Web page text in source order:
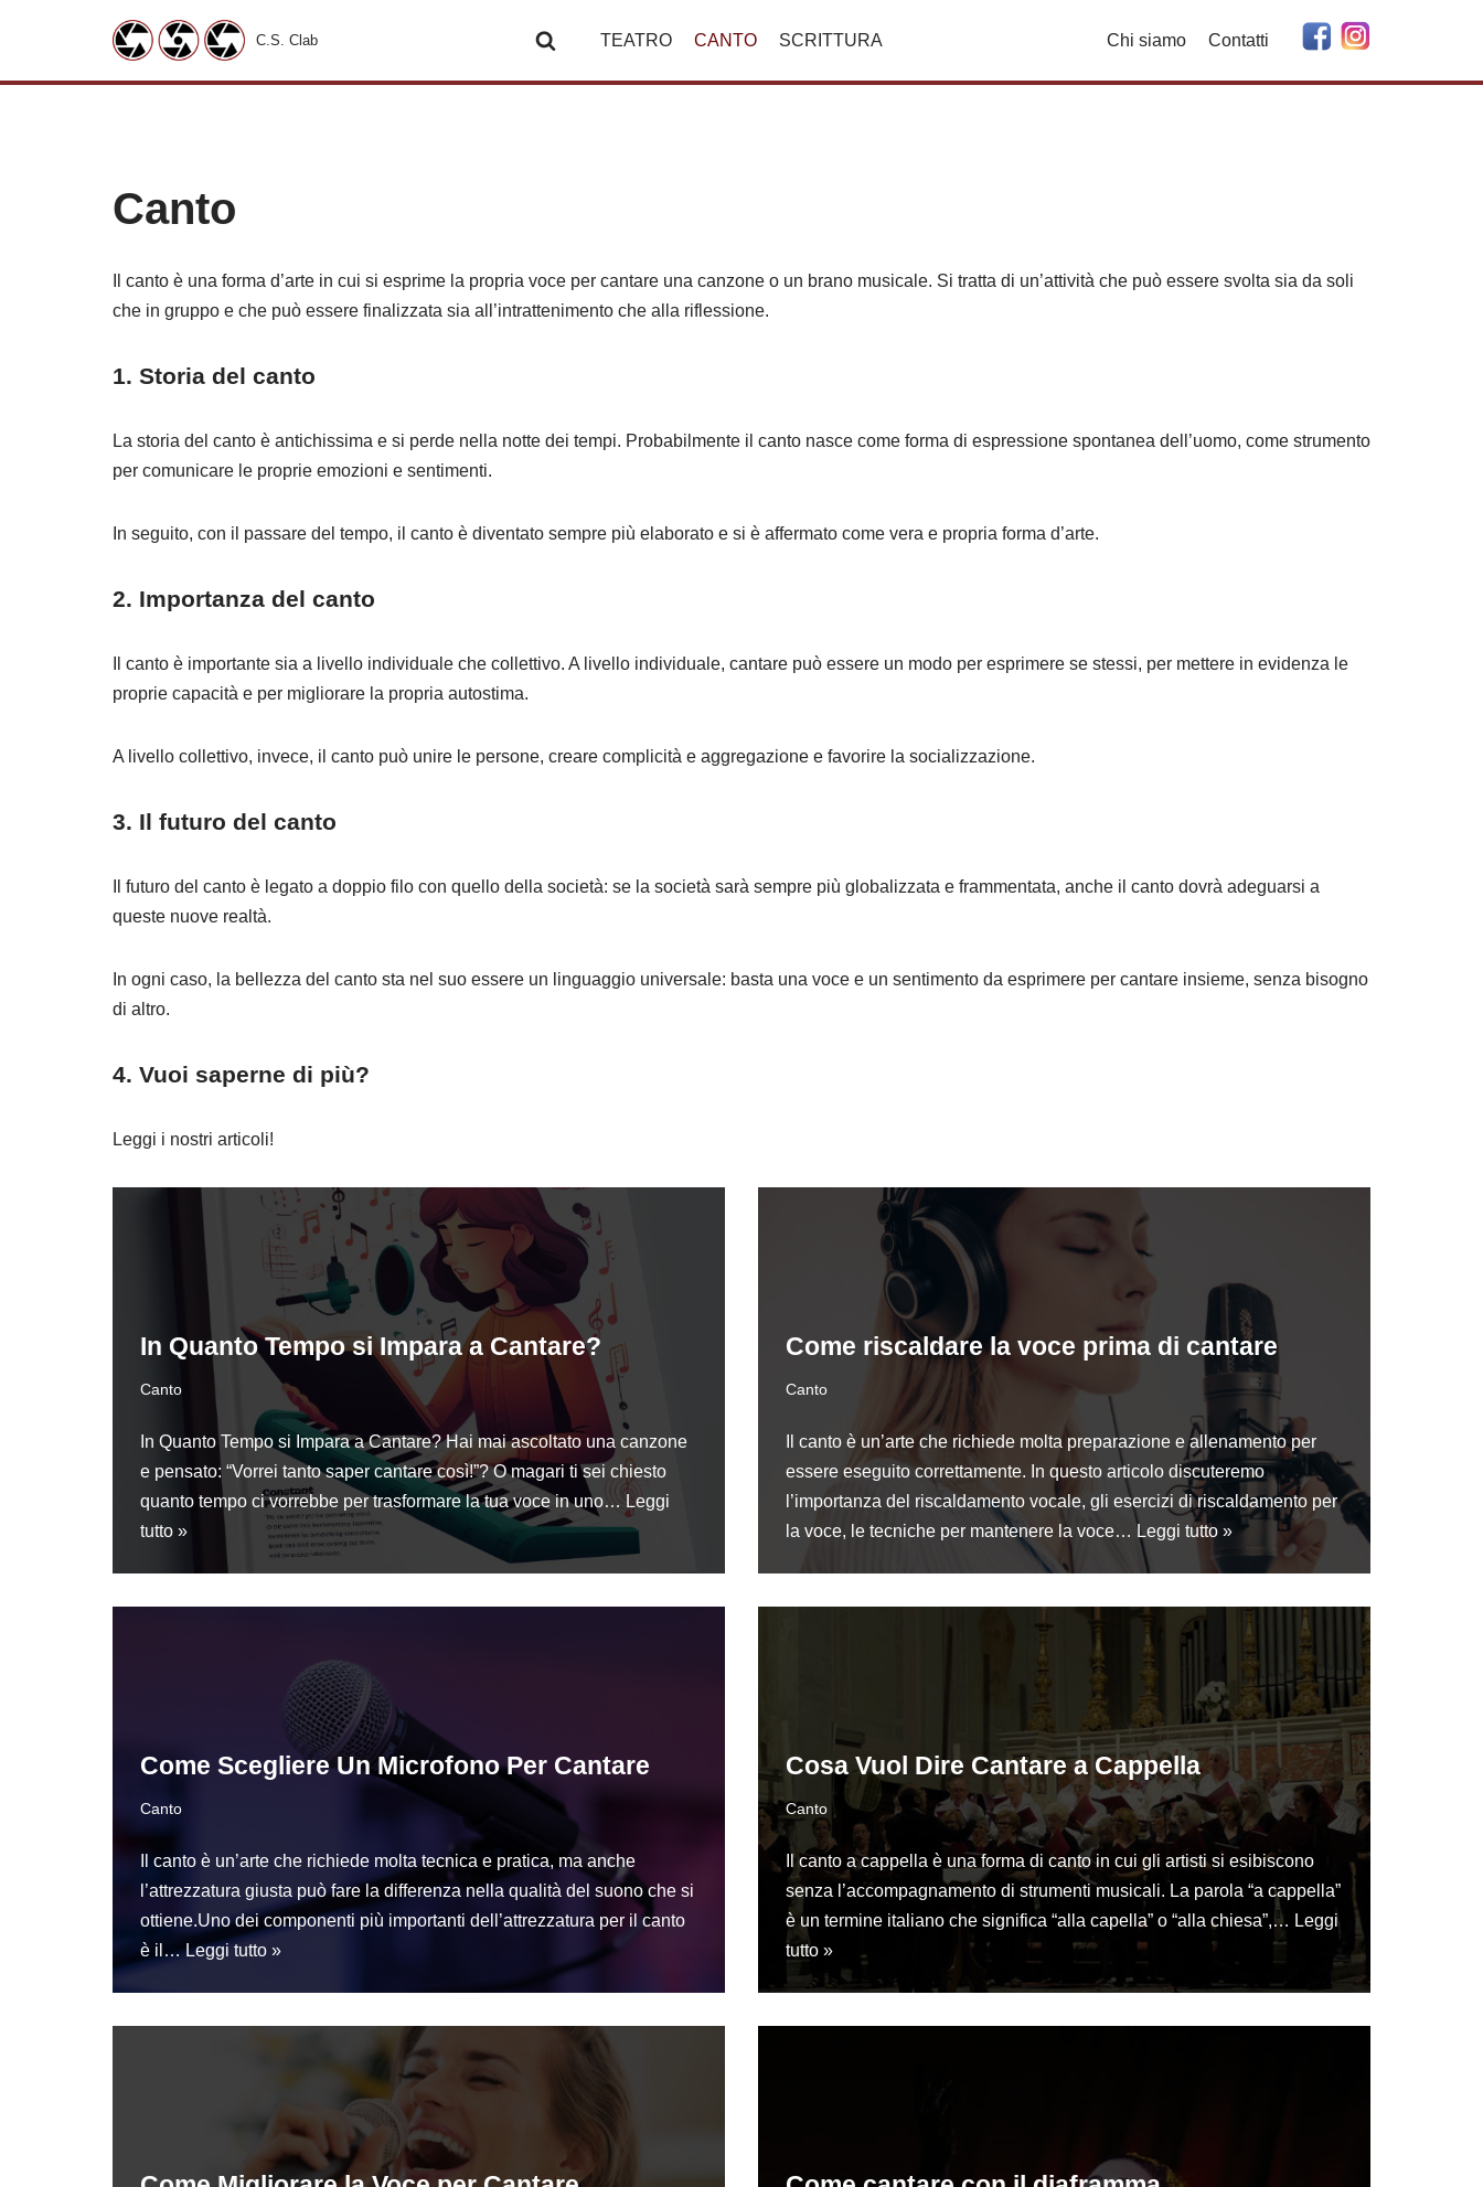
al
C.S. Clab TEATRO CANTO SCRITTURA Chi siamo Contatti
Canto
Il canto è una forma d’arte in cui si esprime la propria voce per cantare una canzone o un brano musicale. Si tratta di un’attività che può essere svolta sia da soli
che in gruppo e che può essere finalizzata sia all’intrattenimento che alla riflessione.
1. Storia del canto
La storia del canto è antichissima e si perde nella notte dei tempi. Probabilmente il canto nasce come forma di espressione spontanea dell’uomo, come strumento
per comunicare le proprie emozioni e sentimenti.
In seguito, con il passare del tempo, il canto è diventato sempre più elaborato e si è affermato come vera e propria forma d’arte.
2. Importanza del canto
Il canto è importante sia a livello individuale che collettivo. A livello individuale, cantare può essere un modo per esprimere se stessi, per mettere in evidenza le
proprie capacità e per migliorare la propria autostima.
A livello collettivo, invece, il canto può unire le persone, creare complicità e aggregazione e favorire la socializzazione.
3. Il futuro del canto
Il futuro del canto è legato a doppio filo con quello della società: se la società sarà sempre più globalizzata e frammentata, anche il canto dovrà adeguarsi a
queste nuove realtà.
In ogni caso, la bellezza del canto sta nel suo essere un linguaggio universale: basta una voce e un sentimento da esprimere per cantare insieme, senza bisogno
di altro.
4. Vuoi saperne di più?
Leggi i nostri articoli!
In Quanto Tempo si Impara a Cantare?
Canto
In Quanto Tempo si Impara a Cantare? Hai mai ascoltato una canzone
e pensato: “Vorrei tanto saper cantare così!”? O magari ti sei chiesto
quanto tempo ci vorrebbe per trasformare la tua voce in uno… Leggi
tutto »
Come riscaldare la voce prima di cantare
Canto
Il canto è un’arte che richiede molta preparazione e allenamento per
essere eseguito correttamente. In questo articolo discuteremo
l’importanza del riscaldamento vocale, gli esercizi di riscaldamento per
la voce, le tecniche per mantenere la voce… Leggi tutto »
Come Scegliere Un Microfono Per Cantare
Canto
Il canto è un’arte che richiede molta tecnica e pratica, ma anche
l’attrezzatura giusta può fare la differenza nella qualità del suono che si
ottiene.Uno dei componenti più importanti dell’attrezzatura per il canto
è il…Leggi tutto »
Cosa Vuol Dire Cantare a Cappella
Canto
Il canto a cappella è una forma di canto in cui gli artisti si esibiscono
senza l’accompagnamento di strumenti musicali. La parola “a cappella”
è un termine italiano che significa “alla capella” o “alla chiesa”,… Leggi
tutto »